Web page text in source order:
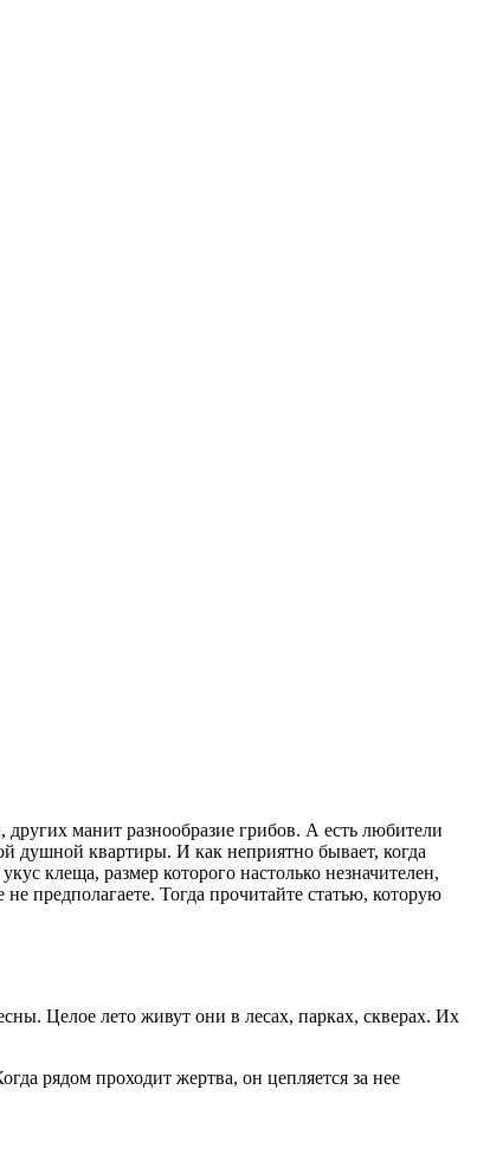
манит разнообразие грибов. А есть любители
душной квартиры. И как неприятно бывает, когда
клеща, размер которого настолько незначителен,
предполагаете. Тогда прочитайте статью, которую
Целое лето живут они в лесах, парках, скверах. Их
рядом проходит жертва, он цепляется за нее